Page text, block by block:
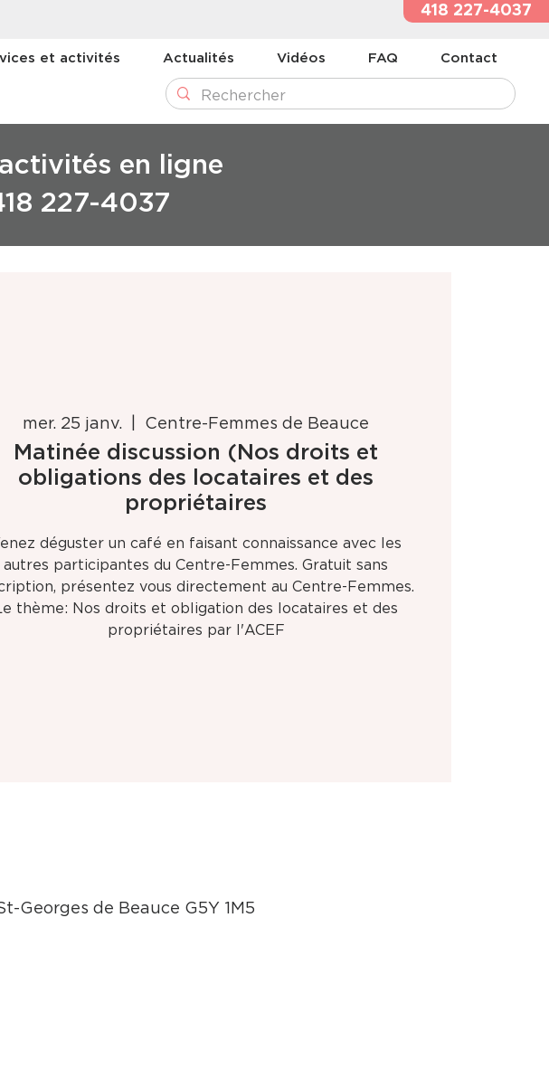
418 227-4037
et activités Actualités Vidéos FAQ Contact
en ligne
227-4037
mer. 25 janv. Centre-Femmes de Beauce
Matinée discussion (Nos droits et
obligations des locataires et des
propriétaires
déguster un café en faisant connaissance avec les
autres participantes du Centre-Femmes. Gratuit sans
présentez vous directement au Centre-Femmes.
thème: Nos droits et obligation des locataires et des
propriétaires par l'ACEF
Georges de Beauce G5Y 1M5